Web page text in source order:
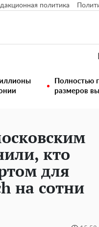
политика
Полностью
размеров
кто
для
на сотни